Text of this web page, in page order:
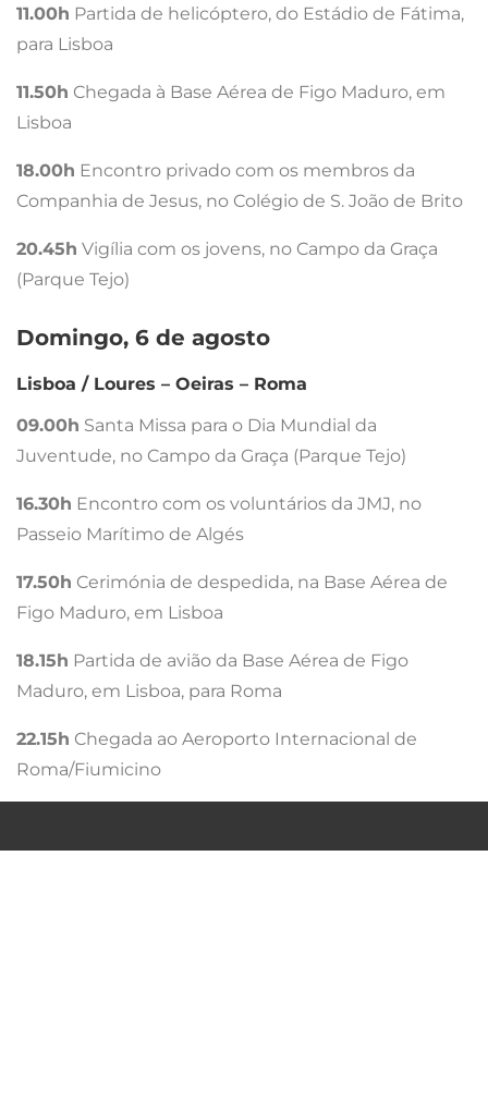
11.00h Partida de helicóptero, do Estádio de Fátima,
para Lisboa
11.50h Chegada à Base Aérea de Figo Maduro, em
Lisboa
18.00h Encontro privado com os membros da
Companhia de Jesus, no Colégio de S. João de Brito
20.45h Vigília com os jovens, no Campo da Graça
(Parque Tejo)
Domingo, 6 de agosto
Lisboa / Loures – Oeiras – Roma
09.00h Santa Missa para o Dia Mundial da
Juventude, no Campo da Graça (Parque Tejo)
16.30h Encontro com os voluntários da JMJ, no
Passeio Marítimo de Algés
17.50h Cerimónia de despedida, na Base Aérea de
Figo Maduro, em Lisboa
18.15h Partida de avião da Base Aérea de Figo
Maduro, em Lisboa, para Roma
22.15h Chegada ao Aeroporto Internacional de
Roma/Fiumicino